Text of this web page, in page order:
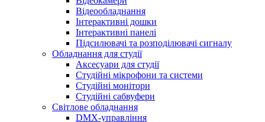
Відеообладнання
Інтерактивні дошки
Інтерактивні панелі
Підсилювачі та розподілювачі сигналу
Обладнання для студії
Аксесуари для студії
Студійні мікрофони та системи
Студійні монітори
Студійні сабвуфери
Світлове обладнання
DMX-управління